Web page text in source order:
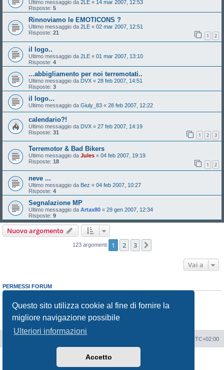
Questo sito utilizza cookie al fine di fornire la
migliore navigazione possibile
Ulteriori informazioni
Accetto
Ultimo messaggio da 2LE « 14 mar 2007, 12:53
Risposte: 5
Rinnoviamo le EMOTICONS ?
Ultimo messaggio da 2LE « 02 mar 2007, 12:51
Risposte: 21 1 2
il logo..
Ultimo messaggio da 2LE « 01 mar 2007, 13:10
Risposte: 4
...abbigliamento per noi terremotati..
Ultimo messaggio da DVX « 28 feb 2007, 14:51
Risposte: 3
il logo...
Ultimo messaggio da Giuly_83 « 28 feb 2007, 12:22
calendario?!
Ultimo messaggio da DVX « 27 feb 2007, 14:19
Risposte: 31 1 2 3
Terremotor & Bad Bikers
Ultimo messaggio da Jules « 04 feb 2007, 19:19
Risposte: 18 1 2
neve ...
Ultimo messaggio da Bez « 04 feb 2007, 10:27
Risposte: 4
Segnalazione MP
Ultimo messaggio da Artax80 « 29 gen 2007, 12:34
Risposte: 9
Nuovo argomento
123 argomenti 1 2 3
Vai a
PERMESSI FORUM
Non puoi rispondere negli argomenti
Non puoimodificare i tuoi messaggi
Non puoi cancellare i tuoi messaggi
Non puoi
inviare allegati
UTC+02:00
phpBB® Forum Software © phpBB Limited
Traduzione ItalianaphpBB-Italia.it